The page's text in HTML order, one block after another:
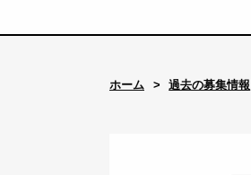
ホーム 過去の募集情報